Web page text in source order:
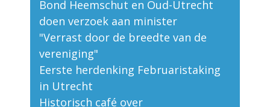
Bond Heemschut en Oud-Utrecht
doen verzoek aan minister
"Verrast door de breedte van de
vereniging"
Eerste herdenking Februaristaking
in Utrecht
Historisch café over